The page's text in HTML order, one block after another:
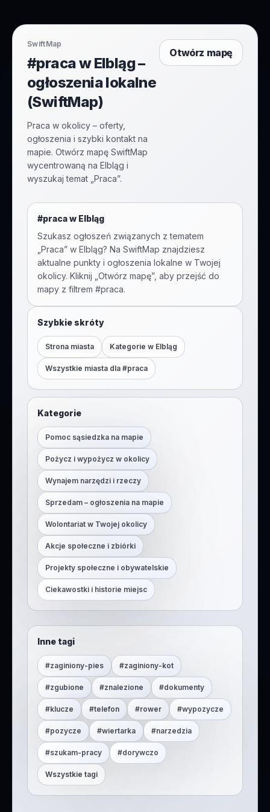
SwiftMap
#praca w Elbląg –
ogłoszenia lokalne
(SwiftMap)
Praca w okolicy – oferty,
ogłoszenia i szybki kontakt na
mapie. Otwórz mapę SwiftMap
wycentrowaną na Elbląg i
wyszukaj temat „Praca”.
Otwórz mapę
#pracaw Elbląg
Szukasz ogłoszeń związanych z tematem
Praca” w Elbląg? Na SwiftMap znajdziesz
aktualne punkty i ogłoszenia lokalne w Twojej
okolicy. Kliknij „Otwórz mapę”, aby przejść do
mapy z filtrem #praca.
Szybkie skróty
Strona miasta Kategorie w Elbląg
Wszystkie miasta dla #praca
Kategorie
Pomoc sąsiedzka na mapie
Pożycz i wypożycz w okolicy
Wynajem narzędzi i rzeczy
Sprzedam – ogłoszenia na mapie
Wolontariat w Twojej okolicy
Akcje społeczne i zbiórki
Projekty społeczne i obywatelskie
Ciekawostki i historie miejsc
Inne tagi
#zaginiony-pies #zaginiony-kot
#zgubione #znalezione #dokumenty
#klucze #telefon #rower #wypozycze
#pozycze #wiertarka #narzedzia
#szukam-pracy #dorywczo
Wszystkie tagi